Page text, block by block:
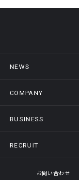
NEWS
ニュース
COMPANY
会社概要
オフィスギャラリー
BUSINESS
事業情報トップ
RECRUIT
採用情報トップ
お問い合わせ